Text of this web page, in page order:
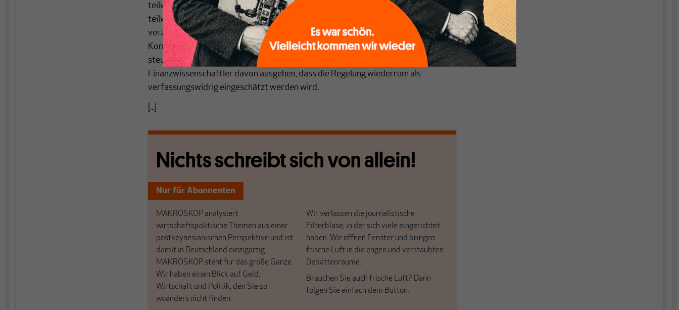
teilweise der Funktionslogik des Länderfinanzausgleichs geschuldet waren,
teilweise der Ablehnung einer wie auch immer gearteten Substanzbesteuerung,
verzögerte sich die Aushandlung der Reform zwischen Bund und Ländern. Der
Kompromiss sieht schließlich erneut weitreichende Ausnahmen für das
steuerpflichtige Vermögen vor, sodass Verfassungsrechtler und
Finanzwissenschaftler davon ausgehen, dass die Regelung wiederrum als
verfassungswidrig eingeschätzt werden wird.
[...]
Nichts schreibt sich von allein!
Nur für Abonnenten
MAKROSKOP analysiert
wirtschaftspolitische Themen aus einer
postkeynesianischen Perspektive und ist
damit in Deutschland einzigartig.
MAKROSKOP steht für das große Ganze.
Wir haben einen Blick auf Geld,
Wirtschaft und Politik, den Sie so
woanders nicht finden.
Wir verlassen die journalistische
Filterblase, in der sich viele eingerichtet
haben. Wir öffnen Fenster und bringen
frische Luft in die engen und verstaubten
Debattenräume.
Brauchen Sie auch frische Luft? Dann
folgen Sie einfach dem Button.